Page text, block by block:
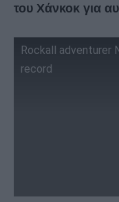
του Χάνκοκ για
Rockall adventurer
record